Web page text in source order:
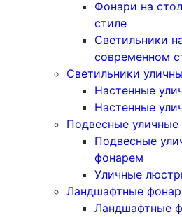
Фонари на
стиле
Светильники
современном
Светильники
Настенные
Настенные
Подвесные уличные
Подвесные
фонарем
Уличные
Ландшафтные
Ландшафтные